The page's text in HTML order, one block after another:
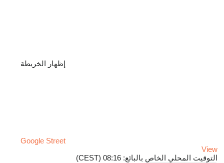
إظهار الخريطة
Google Street
View
التوقيت المحلي الخاص بالبائع: 08:16 (CEST)